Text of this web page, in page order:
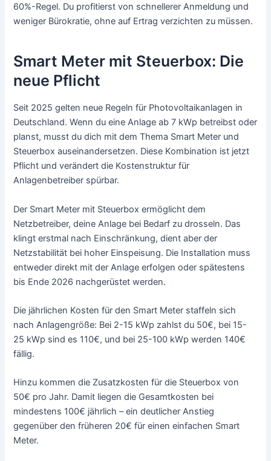
60%-Regel. Du profitierst von schnellerer Anmeldung und
weniger Bürokratie, ohne auf Ertrag verzichten zu müssen.
Smart Meter mit Steuerbox: Die
neue Pflicht
Seit 2025 gelten neue Regeln für Photovoltaikanlagen in
Deutschland. Wenn du eine Anlage ab 7 kWp betreibst oder
planst, musst du dich mit dem Thema Smart Meter und
Steuerbox auseinandersetzen. Diese Kombination ist jetzt
Pflicht und verändert die Kostenstruktur für
Anlagenbetreiber spürbar.
Der Smart Meter mit Steuerbox ermöglicht dem
Netzbetreiber, deine Anlage bei Bedarf zu drosseln. Das
klingt erstmal nach Einschränkung, dient aber der
Netzstabilität bei hoher Einspeisung. Die Installation muss
entweder direkt mit der Anlage erfolgen oder spätestens
bis Ende 2026 nachgerüstet werden.
Die jährlichen Kosten für den Smart Meter staffeln sich
nach Anlagengröße: Bei 2-15 kWp zahlst du 50€, bei 15-
25 kWp sind es 110€, und bei 25-100 kWp werden 140€
fällig.
Hinzu kommen die Zusatzkosten für die Steuerbox von
50€ pro Jahr. Damit liegen die Gesamtkosten bei
mindestens 100€ jährlich – ein deutlicher Anstieg
gegenüber den früheren 20€ für einen einfachen Smart
Meter.